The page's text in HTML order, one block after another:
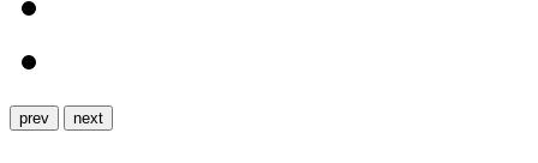
prev next